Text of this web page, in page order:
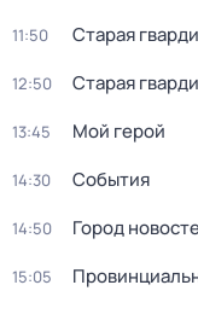
11:50 Старая
12:50 Старая
13:45 Мой герой
14:30 События
14:50 Город
15:05